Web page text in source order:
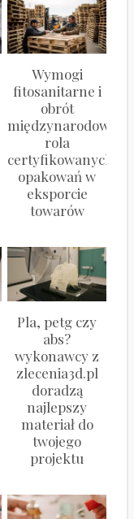
Wymogi
fitosanitarne i
obrót
międzynarodowy:
rola
certyfikowanych
opakowań w
eksporcie
towarów
Pla, petg czy
abs?
wykonawcy z
zlecenia3d.pl
doradzą
najlepszy
materiał do
twojego
projektu